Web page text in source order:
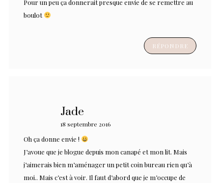
Pour un peu ça donnerait presque envie de se remettre au
boulot
RÉPONDRE
Jade
18 septembre 2016
Oh ça donne envie !
J’avoue que je blogue depuis mon canapé et mon lit. Mais
j’aimerais bien m’aménager un petit coin bureau rien qu’à
moi.. Mais c’est à voir. Il faut d’abord que je m’occupe de